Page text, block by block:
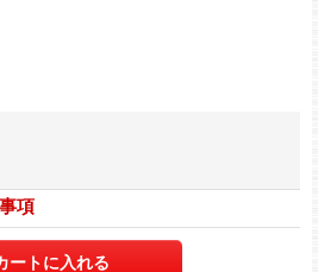
項